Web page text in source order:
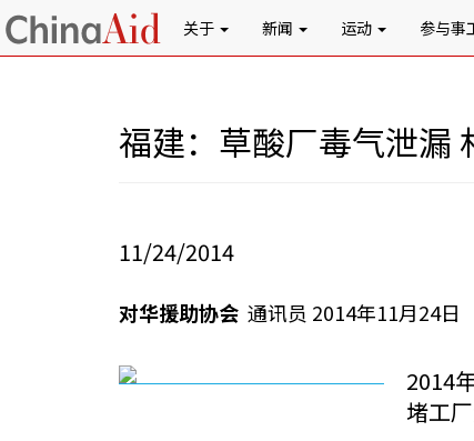
关于 新闻 运动 参与事
福建：草酸厂毒气泄漏
11/24/2014
对华援助协会 通讯员 2014年11月24日
2014
堵工